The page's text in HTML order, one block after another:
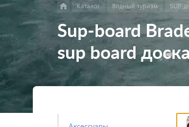
Каталог Водный туризм SUP-
Sup-board
sup board